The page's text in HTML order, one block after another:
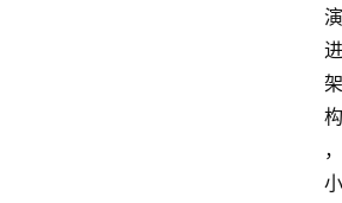
演
进
架
构
，
小